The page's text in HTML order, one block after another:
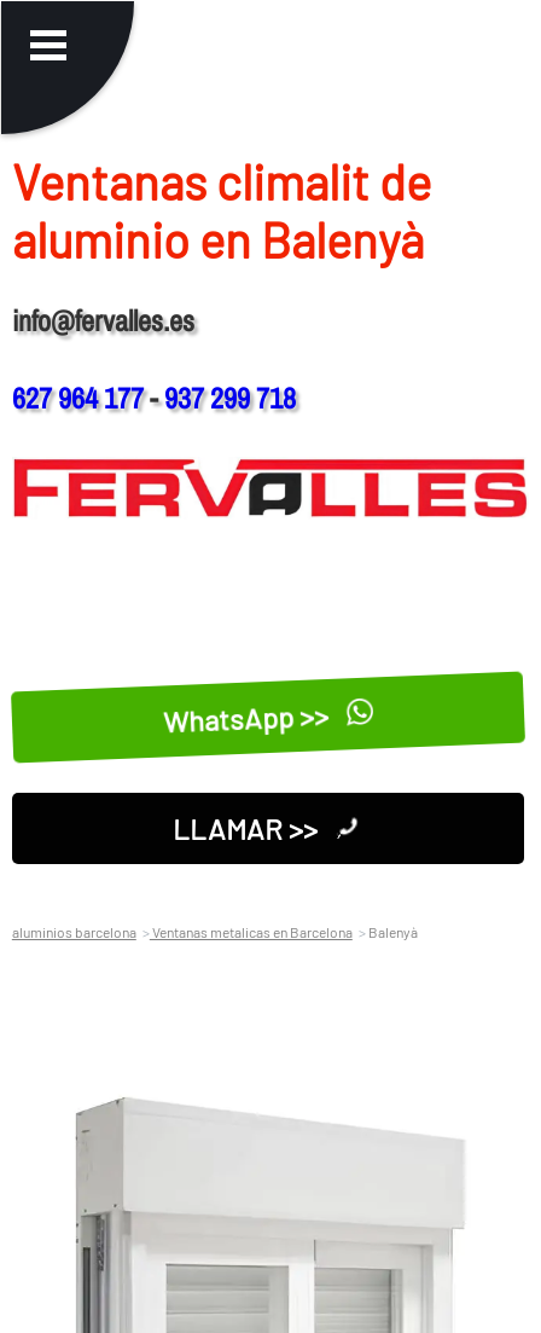
Ventanas climalit de
aluminio en Balenyà
info@fervalles.es
627 964 177-937 299 718
WhatsApp >>
LLAMAR >>
aluminios barcelona Ventanas metalicas en Barcelona Balenyà